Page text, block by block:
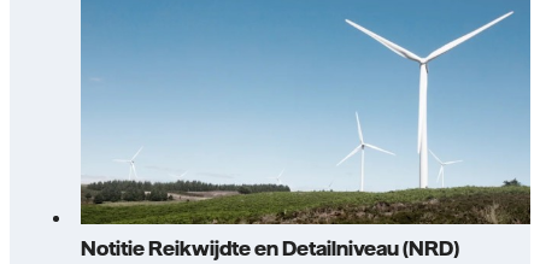
Notitie Reikwijdte en Detailniveau (NRD)